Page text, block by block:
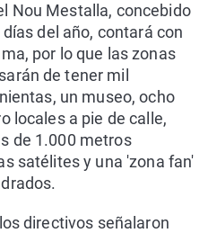
Nou Mestalla, concebido
del año, contará con
por lo que las zonas
de tener mil
un museo, ocho
locales a pie de calle,
de 1.000 metros
satélites y una 'zona fan'
directivos señalaron